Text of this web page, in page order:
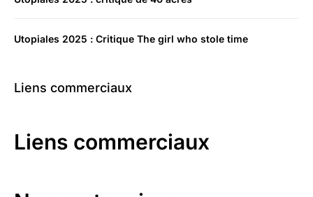
Utopiales 2025 : Critique The girl who stole time
Liens commerciaux
Liens commerciaux